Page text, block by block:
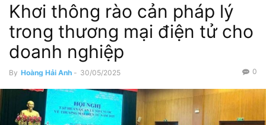
Khơi thông rào cản pháp lý
trong thương mại điện tử cho
doanh nghiệp
By Hoàng Hải Anh - 30/05/2025 0